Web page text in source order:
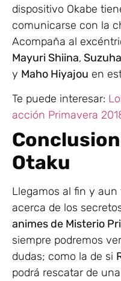
dispositivo Okabe
comunicarse con la
Acompaña al
Mayuri Shiina,
y Maho Hiyajou en
Te puede interesar:
acción Primavera
Otaku
Llegamos al fin y
acerca de los
animes de Misterio
siempre podremos
dudas; como la de si
podrá rescatar de